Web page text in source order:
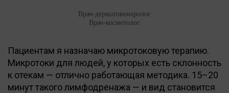
Врач-дерматовенеролог
Врач-косметолог
Пациентам я назначаю микротоковую терапию.
Микротоки для людей, у которых есть склонность
к отекам — отлично работающая методика. 15–20
минут такого лимфодренажа — и вид становится